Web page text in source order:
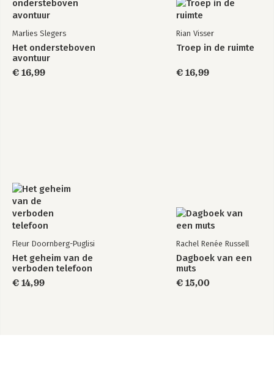
Marlies Slegers
Het ondersteboven
avontuur
€ 16,99
Rian Visser
Troep in de ruimte
€ 16,99
Fleur Doornberg-Puglisi
Het geheim van de
verboden telefoon
€ 14,99
Rachel Renée Russell
Dagboek van een
muts
€ 15,00